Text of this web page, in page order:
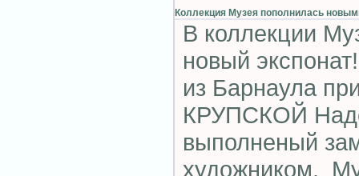
Коллекция Музея пополнилась
В коллекции
новый
из Барнаула
КРУПСКОЙ
выполненый
художником.